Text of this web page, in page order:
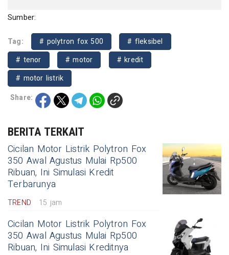
Sumber:
Tag: # polytron fox 500
# fleksibel
# tenor
# motor
# kredit
# motor listrik
Share:
BERITA TERKAIT
Cicilan Motor Listrik Polytron Fox
350 Awal Agustus Mulai Rp500
Ribuan, Ini Simulasi Kredit
Terbarunya
TREND 15 jam
Cicilan Motor Listrik Polytron Fox
350 Awal Agustus Mulai Rp500
Ribuan, Ini Simulasi Kreditnya